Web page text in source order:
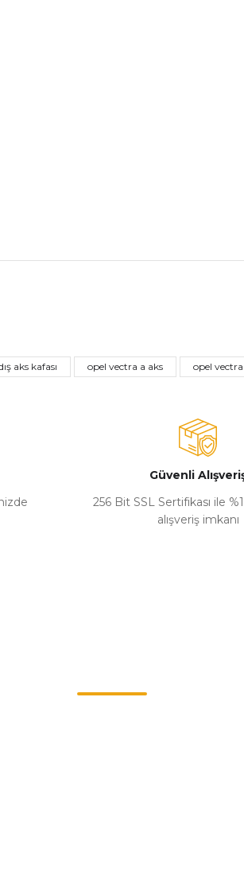
Yorum Yaz
aks kafası opel vectra a aks opel vectra
Güvenli
256 Bit SSL Sertifikası ile
alışveriş imkanı